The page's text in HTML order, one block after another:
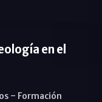
en el
- Formación